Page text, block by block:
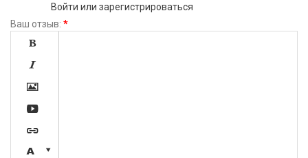
Войти или зарегистрироваться
Ваш отзыв: *






